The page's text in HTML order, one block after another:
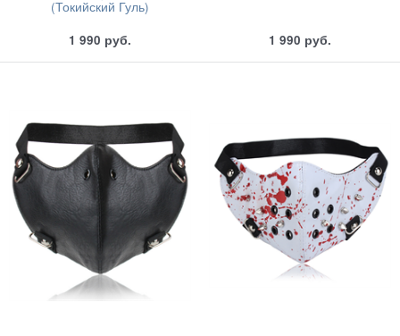
(Токийский Гуль)
1 990 руб. 1 990 руб.